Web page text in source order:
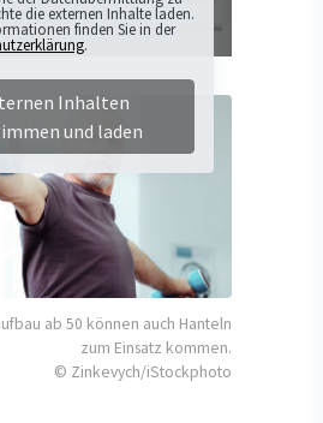
die externen Inhalte laden.
finden Sie in der
.
Inhalten
und laden
ab 50 können auch Hanteln
zum Einsatz kommen.
© Zinkevych/iStockphoto